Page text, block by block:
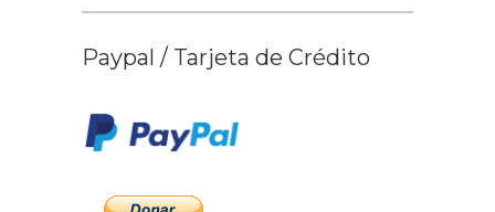
Paypal / Tarjeta de Crédito